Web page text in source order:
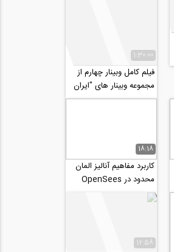
1:30:00
فیلم کامل وبینار چهارم از
مجموعه وبینار های "ایران
پس از کرونا چه شکلی...
18:18
کاربرد مفاهیم آنالیز المان
محدود در OpenSees
12:58